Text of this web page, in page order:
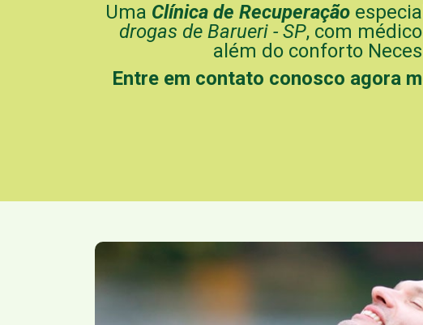
Uma Clínica de Recuperação
drogas de Barueri - SP, com
além do conforto
Entre em contato conosco agora